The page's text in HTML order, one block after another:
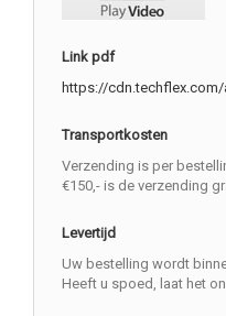
Link pdf
https://
Transportkosten
Verzending is per
€150,- is de verzending
Levertijd
Uw bestelling wordt
Heeft u spoed, laat het